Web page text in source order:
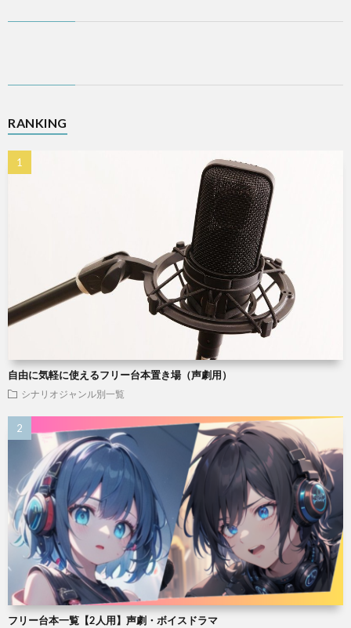
RANKING
自由に気軽に使えるフリー台本置き場（声劇用）
シナリオジャンル別一覧
フリー台本一覧【2人用】声劇・ボイスドラマ